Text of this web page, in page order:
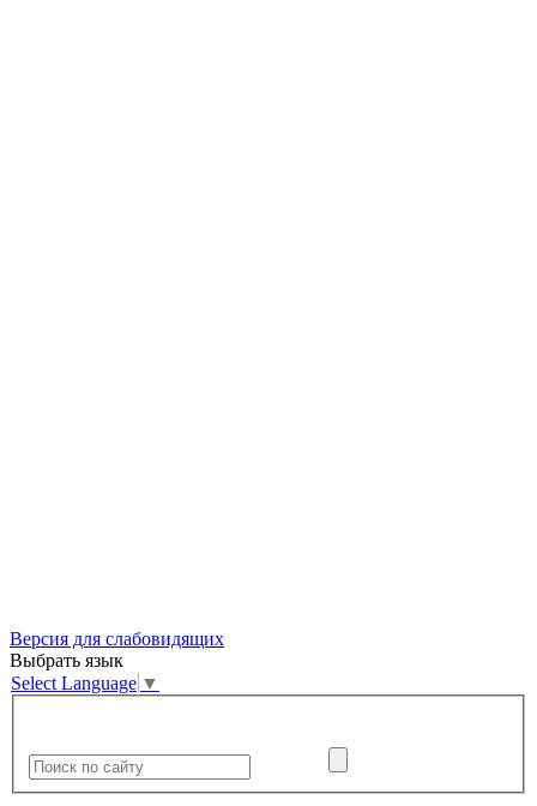
Версия для слабовидящих
Выбрать язык
Select Language ▼